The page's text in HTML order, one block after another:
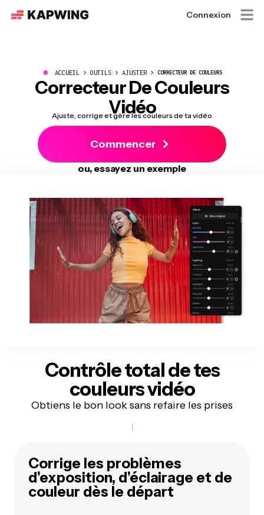
Connexion
● ACCUEIL OUTILS AJUSTER CORRECTEUR DE COULEURS
Correcteur De Couleurs
Vidéo
Ajuste, corrige et gère les couleurs de ta vidéo
Commencer
ou, essayez un exemple
Contrôle totalde tes
couleurs vidéo
Obtiens le bon look sans refaire les prises
Corrige les problèmes
d'exposition, d'éclairage et de
couleur dès le départ